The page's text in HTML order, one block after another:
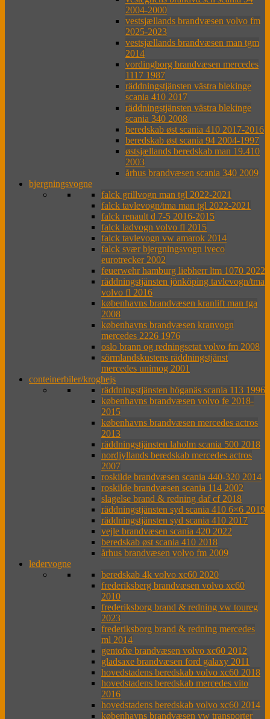
2004-2000
vestsjællands brandvæsen volvo fm
2025-2023
vestsjællands brandvæsen man tgm
2014
vordingborg brandvæsen mercedes
1117 1987
räddningstjänsten västra blekinge
scania 410 2017
räddningstjänsten västra blekinge
scania 340 2008
beredskab øst scania 410 2017-2016
beredskab øst scania 94 2004-1997
østsjællands beredskab man 19.410
2003
århus brandvæsen scania 340 2009
bjergningsvogne
falck grillvogn man tgl 2022-2021
falck tavlevogn/tma man tgl 2022-2021
falck renault d 7-5 2016-2015
falck ladvogn volvo fl 2015
falck tavlevogn vw amarok 2014
falck svær bjergningsvogn iveco
eurotrecker 2002
feuerwehr hamburg liebherr ltm 1070 2022
räddningstjänsten jönköping tavlevogn/tma
volvo fl 2016
københavns brandvæsen kranlift man tga
2008
københavns brandvæsen kranvogn
mercedes 2226 1976
oslo brann og redningsetat volvo fm 2008
sörmlandskustens räddningstjänst
mercedes unimog 2001
conteinerbiler/kroghejs
räddningstjänsten höganäs scania 113 1996
københavns brandvæsen volvo fe 2018-
2015
københavns brandvæsen mercedes actros
2013
räddningstjänsten laholm scania 500 2018
nordjyllands beredskab mercedes actros
2007
roskilde brandvæsen scania 440-320 2014
roskilde brandvæsen scania 114 2002
slagelse brand & redning daf cf 2018
räddningstjänsten syd scania 410 6×6 2019
räddningstjänsten syd scania 410 2017
vejle brandvæsen scania 420 2022
beredskab øst scania 410 2018
århus brandvæsen volvo fm 2009
ledervogne
beredskab 4k volvo xc60 2020
frederiksberg brandvæsen volvo xc60
2010
frederiksborg brand & redning vw toureg
2023
frederiksborg brand & redning mercedes
ml 2014
gentofte brandvæsen volvo xc60 2012
gladsaxe brandvæsen ford galaxy 2011
hovedstadens beredskab volvo xc60 2018
hovedstadens beredskab mercedes vito
2016
hovedstadens beredskab volvo xc60 2014
københavns brandvæsen vw transporter